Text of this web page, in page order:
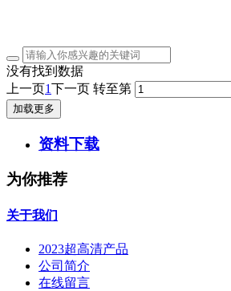
没有找到数据
上一页1下一页 转至第
加载更多
资料下载
为你推荐
关于我们
2023超高清产品
公司简介
在线留言